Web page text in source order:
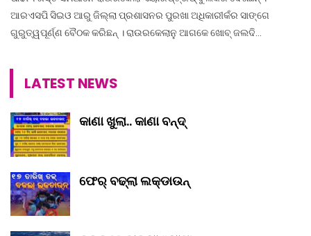
ଆରଏସପି ସିଇଓ ଆରୁ ଜିଲ୍ଲା ପ୍ରଶାସନର ପୁରଖା ଅଧିକାରୀକଁର ସାଙ୍ଗେ
ଗୁରୁତ୍ୱପୂର୍ଣ୍ଣ ବୈଠକ କରିଛନ୍ । ରାଉରକେଲାନୁ ଆଗକେ ଖୋବ୍ ଜଲଦି…
LATEST NEWS
କାଣା ଖୁଲା.. କାଣା ବନ୍ଦ୍‌
ଫେର୍ ବଢ୍‌ଲା ଲକ୍‌ଡାଉନ୍‌